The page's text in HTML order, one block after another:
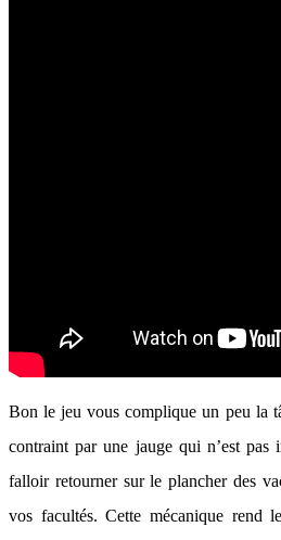
Bon le jeu vous complique un peu la
contraint par une jauge qui n’est
falloir retourner sur le plancher des
vos facultés. Cette mécanique rend